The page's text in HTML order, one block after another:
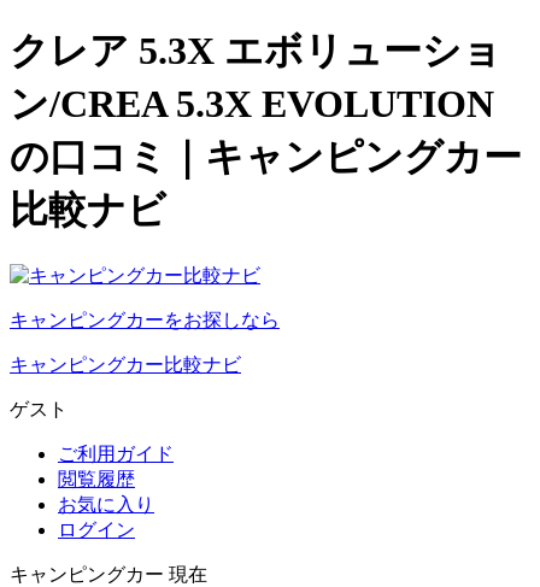
クレア 5.3X エボリューショ
ン/CREA 5.3X EVOLUTION
の口コミ｜キャンピングカー
比較ナビ
キャンピングカーをお探しなら
キャンピングカー比較ナビ
ゲスト
ご利用ガイド
閲覧履歴
お気に入り
ログイン
キャンピングカー 現在